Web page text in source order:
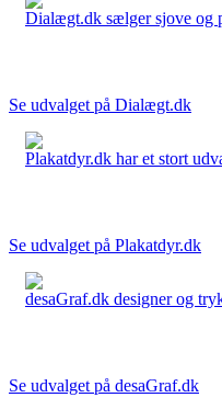
Dialægt.dk sælger sjove og
Se udvalget på Dialægt.dk
Plakatdyr.dk har et stort
Se udvalget på Plakatdyr.dk
desaGraf.dk designer og
Se udvalget på desaGraf.dk